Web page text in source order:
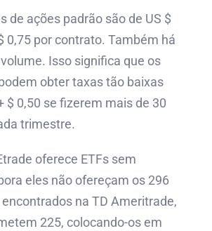
de ações padrão são de US $
0,75 por contrato. Também há
Isso significa que os
obter taxas tão baixas
$ 0,50 se fizerem mais de 30
trimestre.
oferece ETFs sem
eles não ofereçam os 296
na TD Ameritrade,
225, colocando-os em